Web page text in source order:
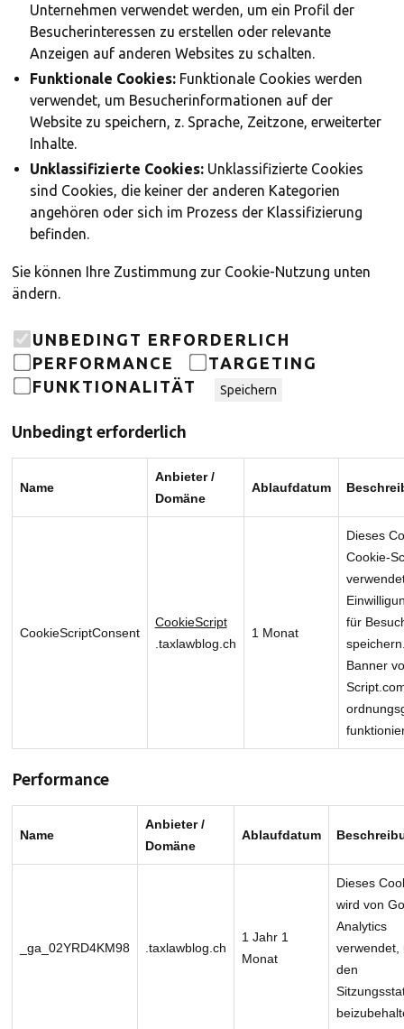
Unternehmen verwendet werden, um ein Profil der
Besucherinteressen zu erstellen oder relevante
Anzeigen auf anderen Websites zu schalten.
Funktionale Cookies: Funktionale Cookies werden
verwendet, um Besucherinformationen auf der
Website zu speichern, z. Sprache, Zeitzone, erweiterter
Inhalte.
Unklassifizierte Cookies:Unklassifizierte Cookies
sind Cookies, die keiner der anderen Kategorien
angehören oder sich im Prozess der Klassifizierung
befinden.
Sie können Ihre Zustimmung zur Cookie-Nutzung unten
ändern.
UNBEDINGT ERFORDERLICH
PERFORMANCE
TARGETING
FUNKTIONALITÄT
Speichern
Unbedingt erforderlich
Name
Anbieter /
Domäne
Ablaufdatum
CookieScriptConsent
CookieScript
.taxlawblog.ch
1 Monat
Dieses
Cookie-
für
Banner
Performance
Name
Anbieter /
Domäne
Ablaufdatum
_ga_02YRD4KM98 .taxlawblog.ch
1 Jahr 1
Monat
Dieses
wird von
Analytics
verwendet,
den